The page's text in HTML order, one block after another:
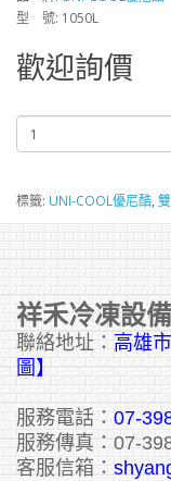
型 號: 1050L
歡迎詢價
標籤: UNI-COOL優尼酷,
祥禾冷凍設
聯絡地址： 高雄
圖】
服務電話： 07-
服務傳真：07-
客服信箱：